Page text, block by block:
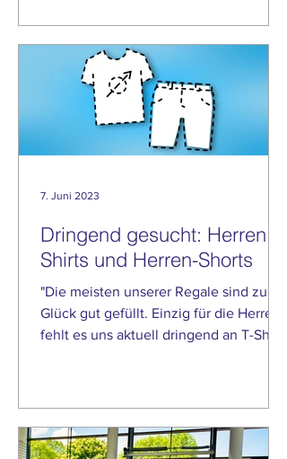
Dringend gesucht: Herren T-
Shirts und Herren-Shorts
"Die meisten unserer Regale sind zum
Glück gut gefüllt. Einzig für die Herren
fehlt es uns aktuell dringend an T-Shirts
7. Juni 2023